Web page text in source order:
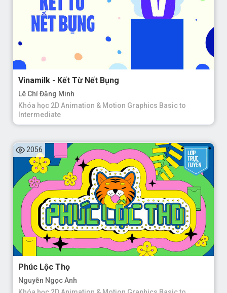
Vinamilk - Kết Từ Nết Bụng
Lê Chí Đăng Minh
Khóa học 2D Animation & Motion Graphics Basic to
Intermediate
2056
Phúc Lộc Thọ
Nguyễn Ngọc Anh